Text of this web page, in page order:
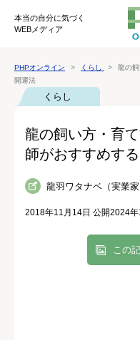
本当の自分に気づく
WEBメディア
PHPオンライン くらし
龍の
開運法
くらし
龍の飼い方・育
師がおすすめす
龍羽ワタナベ（実業家
2018年11月14日 公開2024
この